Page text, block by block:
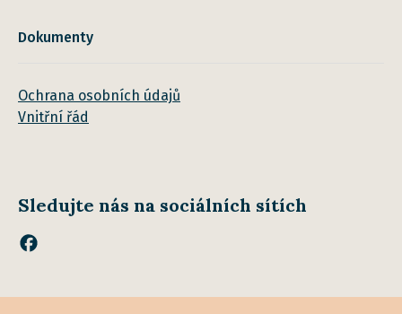
Dokumenty
Ochrana osobních údajů
Vnitřní řád
Sledujte nás na sociálních sítích